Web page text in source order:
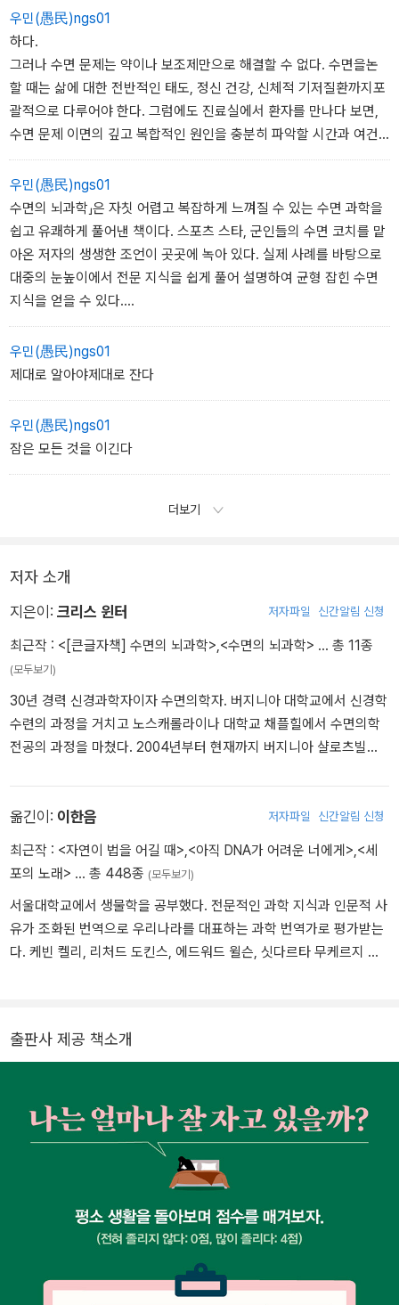
국 전반적생활 습관의 악순환으로 이어진다. 당연히 인간이 낼 수 있
는 생산성도 추락한다.
다행히도 최근에는 많은 사람이 수면의 중요성을 인지하기 시작했
다. 나에게도 잘 자려면 구체적으로 어떻게 해야 하느냐고 묻는 이들
이 늘었다. 하지만 수면을 다룬 대부분의 책은 이론적인 설명에 머무
르거나, 누구나 알고 있는 흔한 수면 위생만을 반복해서 제안하는 데
뿐이다. 불면증에 시달리거나 수면에 대한 공포를 지닌 사람들은 뻔
한•원칙보다 구체적이고 실질적인 해결책을 원한다. 나에게도 수면
제를먹어도 되는지, 어떤 보조제를 복용해야 좋을지 물어오는 사람들
도 흔
우민(愚民)ngs01
하다.
그러나 수면 문제는 약이나 보조제만으로 해결할 수 없다. 수면을논
할 때는 삶에 대한 전반적인 태도, 정신 건강, 신체적 기저질환까지포
괄적으로 다루어야 한다. 그럼에도 진료실에서 환자를 만나다 보면,
수면 문제 이면의 깊고 복합적인 원인을 충분히 파악할 시간과 여건
이부족한 것이 현실이다.
이 책의 저자는 일찍이 이러한 현실적 한계를 여실히 깨달았다. 그
에 따라 임상에서 마주하는 다양한 수면 장애와 불면증 환자들의 고
민을 오랜 시간 깊이 고민하고, 그 고민을 해결할 가장 명쾌하면서
도 실제적인 조언을 이 책에 풀어냈다. 불면에 시달리는 사람들뿐 아
니라,
수면 자체에 막연한 불안과 공포를 느끼는 사람들까지도 이 책을 통
던깊은 지식과 현실적인 조언을 만나고 싶다면 이 책이 가장 신뢰
할 수있는 안내자가 될 것이다.
우민(愚民)ngs01
수면의 뇌과학」은 자칫 어렵고 복잡하게 느껴질 수 있는 수면 과학을
쉽고 유쾌하게 풀어낸 책이다. 스포츠 스타, 군인들의 수면 코치를 맡
아온 저자의 생생한 조언이 곳곳에 녹아 있다. 실제 사례를 바탕으로
대중의 눈높이에서 전문 지식을 쉽게 풀어 설명하여 균형 잡힌 수면
지식을 얻을 수 있다.
또한 단순한 정보 전달을 넘어, 독자가 수면 패턴을 스스로 점검하
고 개선할 수 있도록 이끈다. 수면제, 수면 보조제 남용을 경고하며 주
야간 교대근무 등으로 수면 리듬이 흐트러진 사람들과 잠을 못 잔다
인방법을 알려준다. 신경과학 지식과 풍부한 임상 경험을 토대로 문
제의해결 방안을 명쾌하게 제시하며, 잘 자야 한다는 강박에서 벗어
에게 꼭 필요한 실용 지침서다.
우민(愚民)ngs01
제대로 알아야제대로 잔다
우민(愚民)ngs01
잠은 모든 것을 이긴다
더보기
저자 소개
지은이: 크리스 윈터 저자파일 신간알림 신청
최근작 : <[큰글자책] 수면의 뇌과학> <수면의 뇌과학> … 총 11종
(모두보기)
30년 경력 신경과학자이자 수면의학자. 버지니아 대학교에서 신경학
수련의 과정을 거치고 노스캐롤라이나 대학교 채플힐에서 수면의학
전공의 과정을 마쳤다. 2004년부터 현재까지 버지니아 샬로츠빌에
수면학술대회인 미국수면학회에서 연구상을 받기도 했다. 그는 보스
등 다양한 프로 스포츠리그에서 수면 자문도 맡아왔다. 수면이 기량
에 미치는 맞춤형 분석을 통해 폭발적 성과로 선수들을 이끄는 것이
그의 역할이다. 이러한 그의 수면 컨설팅은 운동선수뿐 아니라 미군,
대기업 등 더 나은 성취가 필요한 모든 영역에서 다양한 방법으로 진
행되고 있다. 더 많은 사람들이 수면의 중요성을 깨닫길 바라는 마음
드』 같은 잡지에도 기고하고 있으며, 지은 책으로는 『잠들지 못하는
옮긴이: 이한음 저자파일 신간알림 신청
최근작 : <자연이 법을 어길 때> <아직 DNA가 어려운 너에게> <세
포의 노래> … 총 448종 (모두보기)
서울대학교에서 생물학을 공부했다. 전문적인 과학 지식과 인문적 사
유가 조화된 번역으로 우리나라를 대표하는 과학 번역가로 평가받는
다. 케빈 켈리, 리처드 도킨스, 에드워드 윌슨, 싯다르타 무케르지 등
쟁』이 있으며, 옮긴 책으로는 『질병 해방』, 『인간 본성에 대하여』, 『우
리는 왜 잠을 자야 할까』, 『세포의 노래』, 『만들어진 신』 등이 있다.
출판사 제공 책소개